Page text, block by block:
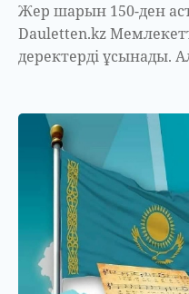
Жер шарын 150-ден
Dauletten.kz
деректерді ұсынады.